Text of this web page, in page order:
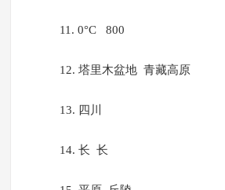
11. 0°C 800
12. 塔里木盆地 青藏高原
13. 四川
14. 长 长